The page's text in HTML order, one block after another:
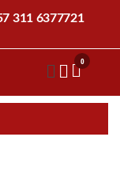
311 6377721
0